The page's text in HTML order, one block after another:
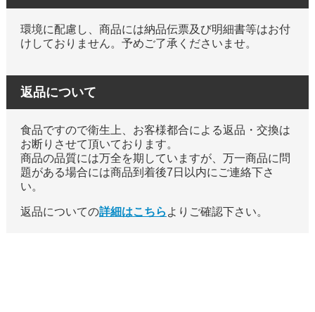
環境に配慮し、商品には納品伝票及び明細書等はお付
けしておりません。予めご了承くださいませ。
返品について
食品ですので衛生上、お客様都合による返品・交換は
お断りさせて頂いております。
商品の品質には万全を期していますが、万一商品に問
題がある場合には商品到着後7日以内にご連絡下さ
い。
返品についての詳細はこちら よりご確認下さい。